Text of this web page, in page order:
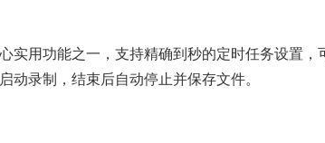
实用功能之一，支持精确到秒的定时任务设置，
动录制，结束后自动停止并保存文件。